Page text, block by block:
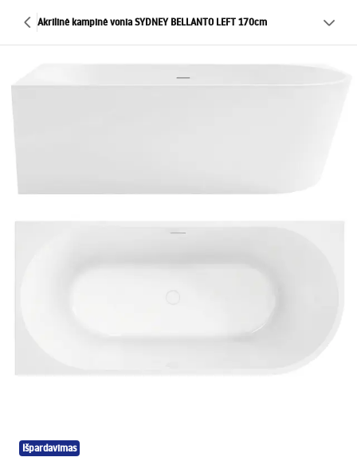
Akrilinė kampinė vonia SYDNEY BELLANTO LEFT 170cm
Išpardavimas